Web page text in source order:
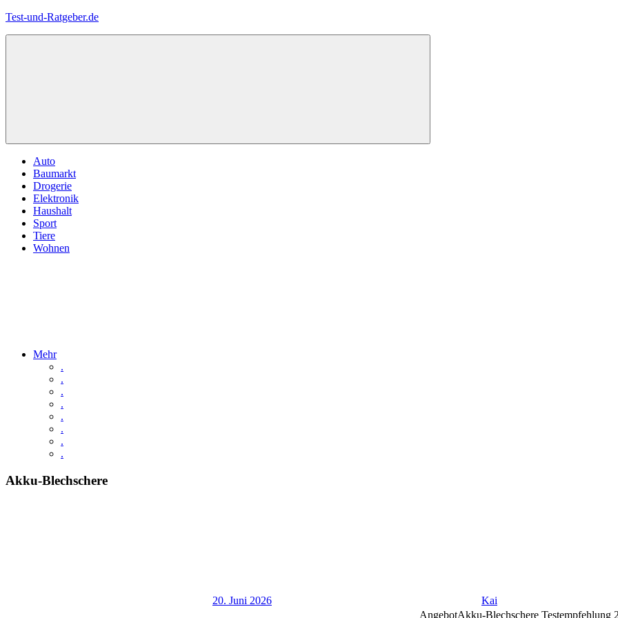
Zum
Test-und-Ratgeber.de
Menü
Auto
Baumarkt
Drogerie
Elektronik
Haushalt
Sport
Tiere
Wohnen
Mehr
.
.
.
.
.
.
.
.
Akku-Blechschere
20. Juni 2026
Kai
AngebotAkku-Blechschere Testempfehlung